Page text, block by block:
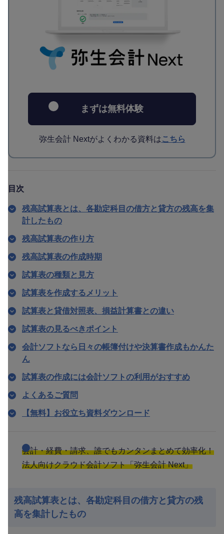
まずは無料体験
弥生会計 Nextがよくわかる資料はこちら
目次
残高試算表とは、各勘定科目の借方と貸方の残高を集
計したもの
残高試算表の作り方
残高試算表の作成時期
試算表の種類と見方
試算表を作成するメリット
試算表と貸借対照表、損益計算書との違い
試算表の見るべきポイント
会計ソフトなら日々の帳簿付けや決算書作成もかんた
ん
試算表の作成には会計ソフトの利用がおすすめ
よくあるご質問
【無料】お役立ち資料ダウンロード
会計・経費・請求、誰でもカンタンまとめて効率化！
法人向けクラウド会計ソフト「弥生会計 Next」
残高試算表とは、各勘定科目の借方と貸方の残
高を集計したもの